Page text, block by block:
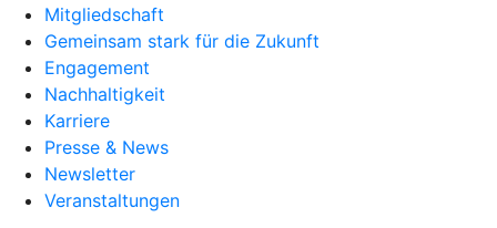
Mitgliedschaft
Gemeinsam stark für die Zukunft
Engagement
Nachhaltigkeit
Karriere
Presse & News
Newsletter
Veranstaltungen